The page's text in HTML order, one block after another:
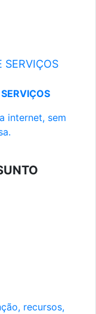
SERVIÇOS
internet, sem
recursos,